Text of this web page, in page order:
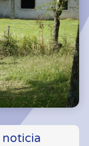
noticia